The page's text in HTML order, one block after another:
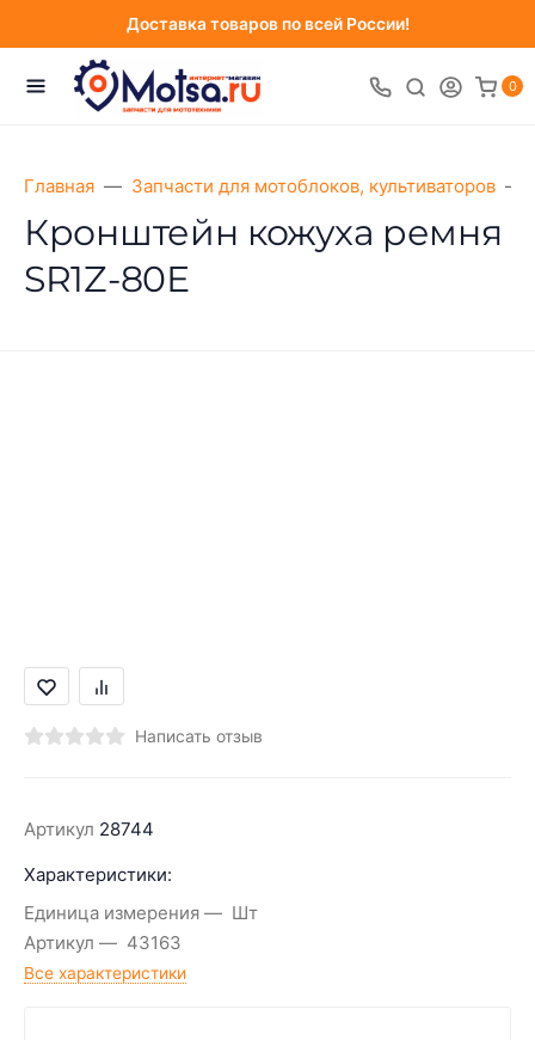
Доставка товаров по всей России!
0
Главная Запчасти для мотоблоков, культиваторов
Кронштейн кожуха ремня
SR1Z-80Е
Написать отзыв
Артикул 28744
Характеристики:
Единица измерения
Шт
Артикул
43163
Все характеристики